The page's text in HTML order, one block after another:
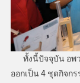
ทั้งนี้ปัจจุบัน อพว
ออกเป็น 4 ชุดกิจก